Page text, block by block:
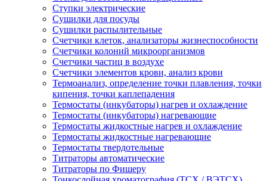
Ступки электрические
Сушилки для посуды
Сушилки распылительные
Счетчики клеток, анализаторы жизнеспособности
Счетчики колоний микроорганизмов
Счетчики частиц в воздухе
Счетчики элементов крови, анализ крови
Термоанализ, определение точки плавления, точки
кипения, точки каплепадения
Термостаты (инкубаторы) нагрев и охлаждение
Термостаты (инкубаторы) нагревающие
Термостаты жидкостные нагрев и охлаждение
Термостаты жидкостные нагревающие
Термостаты твердотельные
Титраторы автоматические
Титраторы по Фишеру